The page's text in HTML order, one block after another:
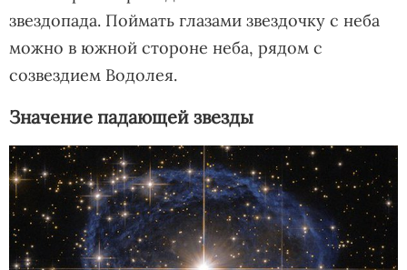
звездопада. Поймать глазами звездочку с неба
можно в южной стороне неба, рядом с
созвездием Водолея.
Значение падающей звезды